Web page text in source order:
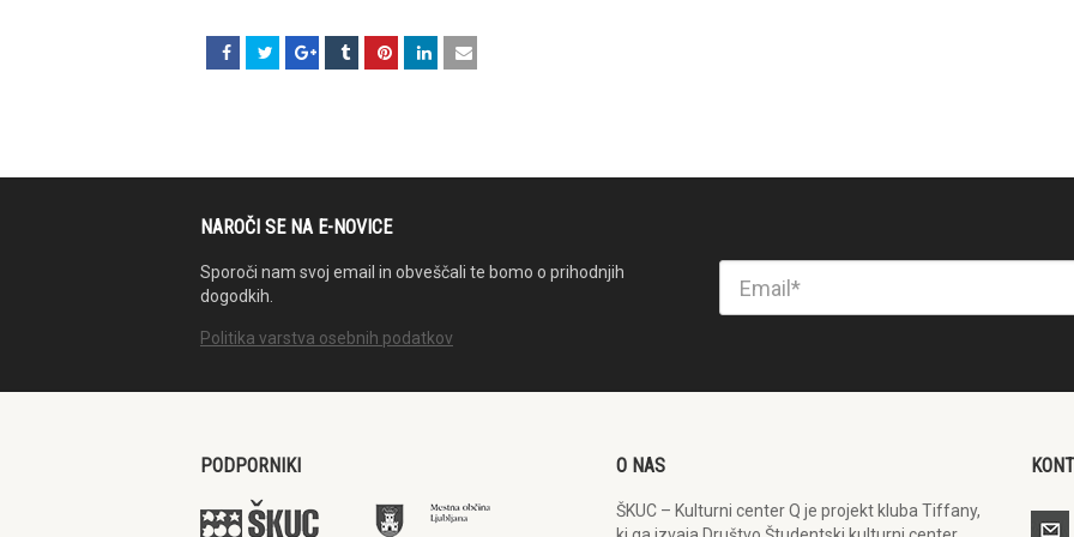
NAROČI SE NA E-NOVICE
Sporoči nam svoj email in obveščali te bomo o prihodnjih
dogodkih.
Politika varstva osebnih podatkov
PODPORNIKI O NAS
ŠKUC – Kulturni center Q je projekt kluba Tiffany,